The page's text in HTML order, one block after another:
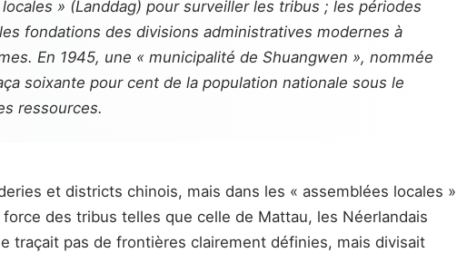
» (Landdag) pour surveiller les tribus ; les périodes
fondations des divisions administratives modernes à
En 1945, une « municipalité de Shuangwen », nommée
soixante pour cent de la population nationale sous le
ressources.
et districts chinois, mais dans les « assemblées locales »
des tribus telles que celle de Mattau, les Néerlandais
traçait pas de frontières clairement définies, mais divisait